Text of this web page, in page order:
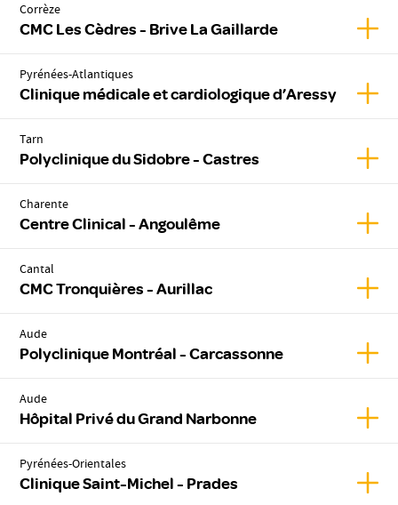
Corrèze
CMC Les Cèdres - Brive La Gaillarde
Pyrénées-Atlantiques
Clinique médicale et cardiologique d’Aressy
Tarn
Polyclinique du Sidobre - Castres
Charente
Centre Clinical - Angoulême
Cantal
CMC Tronquières - Aurillac
Aude
Polyclinique Montréal - Carcassonne
Aude
Hôpital Privé du Grand Narbonne
Pyrénées-Orientales
Clinique Saint-Michel - Prades